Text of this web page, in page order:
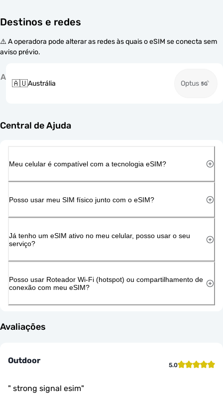
Destinos e redes
⚠️ A operadora pode alterar as redes às quais o eSIM se conecta sem
aviso prévio.
A
🇦🇺Austrália Optus
Central de Ajuda
Meu celular é compatível com a tecnologia eSIM?
Posso usar meu SIM físico junto com o eSIM?
Já tenho um eSIM ativo no meu celular, posso usar o seu
serviço?
Posso usar Roteador Wi-Fi (hotspot) ou compartilhamento de
conexão com meu eSIM?
Avaliações
Outdoor 5.0
" strong signal esim"